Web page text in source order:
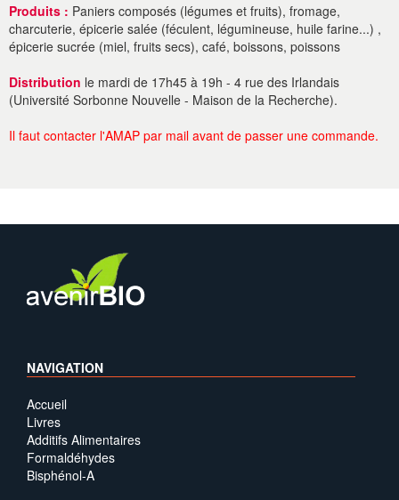
Produits : Paniers composés (légumes et fruits), fromage,
charcuterie, épicerie salée (féculent, légumineuse, huile farine...) ,
épicerie sucrée (miel, fruits secs), café, boissons, poissons
Distribution le mardi de 17h45 à 19h - 4 rue des Irlandais
(Université Sorbonne Nouvelle - Maison de la Recherche).
Il faut contacter l'AMAP par mail avant de passer une commande.
NAVIGATION
Accueil
Livres
Additifs Alimentaires
Formaldéhydes
Bisphénol-A